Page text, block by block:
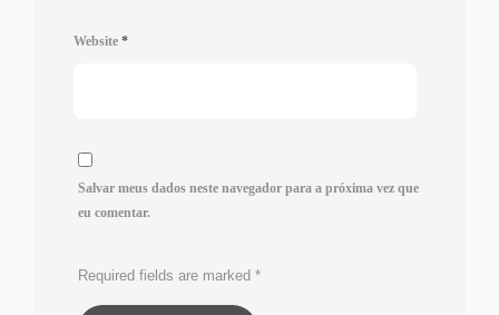
Website *
Salvar meus dados neste navegador para a próxima vez que
eu comentar.
Required fields are marked *